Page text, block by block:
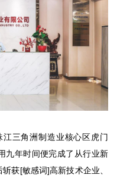
三角洲制造业核心区虎门
九年时间便完成了从行业新
获[敏感词]高新技术企业、